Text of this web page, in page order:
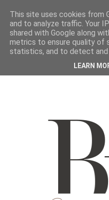
This site uses cookies from
and to analyze traffic. Your
shared with Google along
metrics to ensure quality of
statistics, and to detect and
LEARN